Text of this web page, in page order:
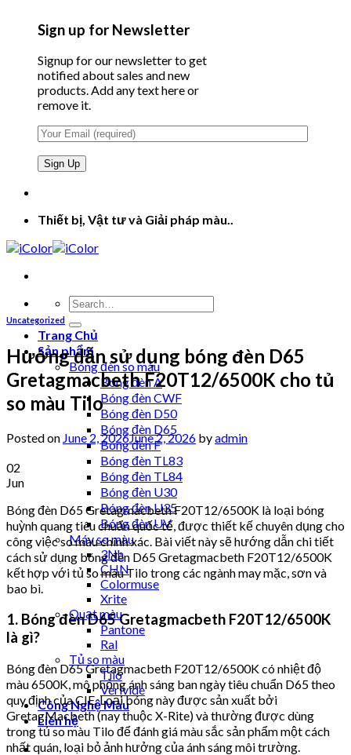
Sign up for Newsletter
Signup for our newsletter to get
notified about sales and new
products. Add any text here or
remove it.
Thiết bị, Vật tư và Giải pháp màu..
Trang Chủ
Sản phẩm
Bóng đèn so màu
Bóng đèn A
Bóng đèn CWF
Bóng đèn D50
Bóng đèn D65
Bóng đèn F
Bóng đèn TL83
Bóng đèn TL84
Bóng đèn U30
Bóng đèn U35
Bóng đèn UV
Máy so màu
3Nh
CHN
Colormuse
Xrite
Quạt màu
Pantone
Ral
Tủ so màu
Tilo
Verivide
Công Nghệ Màu
Liên hệ
Uncategorized
Hướng dẫn sử dụng bóng đèn D65
Gretagmacbeth F20T12/6500K cho tủ
so màu Tilo
Posted on June 2, 2026June 2, 2026 byadmin
02
Jun
Bóng đèn D65 Gretagmacbeth F20T12/6500K là loại bóng
huỳnh quang tiêu chuẩn quốc tế, được thiết kế chuyên dụng cho
công việc so màu chính xác. Bài viết này sẽ hướng dẫn chi tiết
cách sử dụng bóng đèn D65 Gretagmacbeth F20T12/6500K
kết hợp với tủ so màu Tilo trong các ngành may mặc, sơn và
bao bì.
1. Bóng đèn D65 Gretagmacbeth F20T12/6500K
là gì?
Bóng đèn D65 Gretagmacbeth F20T12/6500K có nhiệt độ
màu 6500K, mô phỏng ánh sáng ban ngày tiêu chuẩn D65 theo
quy định của CIE. Loại bóng này được sản xuất bởi
GretagMacbeth (nay thuộc X-Rite) và thường được dùng
trong tủ so màu Tilo để đánh giá màu sắc sản phẩm một cách
nhất quán, loại bỏ ảnh hưởng của ánh sáng môi trường.